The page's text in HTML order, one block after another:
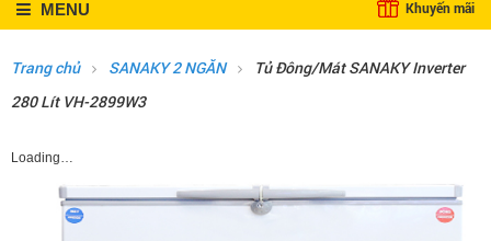
Khuyến mãi
MENU
Trang chủ SANAKY 2 NGĂN
Tủ Đông/Mát SANAKY Inverter
280 Lít VH-2899W3
Loading…